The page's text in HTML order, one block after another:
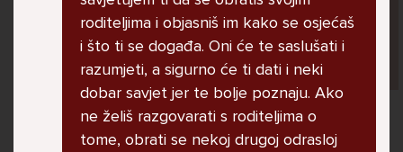
Lana, 12
roditeljima i objasniš im kako se osjećaš
i što ti se događa. Oni će te saslušati i
razumjeti, a sigurno će ti dati i neki
dobar savjet jer te bolje poznaju. Ako
ne želiš razgovarati s roditeljima o
tome, obrati se nekoj drugoj odrasloj